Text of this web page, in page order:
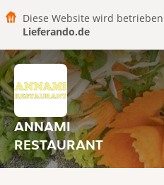
Diese Website wird
Lieferando.de
ANNAMI
RESTAURANT